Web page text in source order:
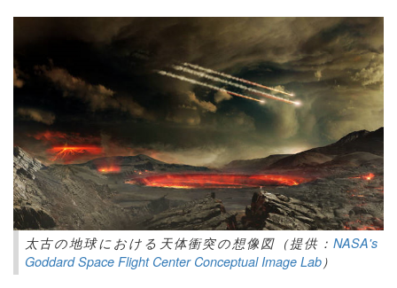
太古の地球における天体衝突の想像図（提供： NASA's
Goddard Space Flight Center Conceptual Image Lab）